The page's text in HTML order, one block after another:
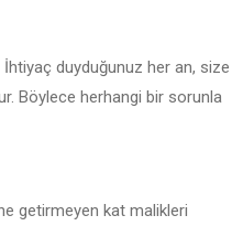
duyduğunuz her an, size
Böylece herhangi bir sorunla
getirmeyen kat malikleri